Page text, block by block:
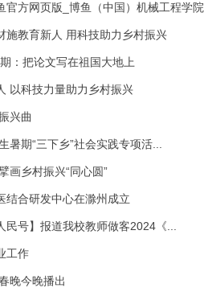
官方网页版_博鱼（中国）机械工程学院
施教育新人 用科技助力乡村振兴
：把论文写在祖国大地上
以科技力量助力乡村振兴
兴曲
暑期“三下乡”社会实践专项活...
画乡村振兴“同心圆”
结合研发中心在滁州成立
民号】报道我校教师做客2024《...
工作
晚今晚播出